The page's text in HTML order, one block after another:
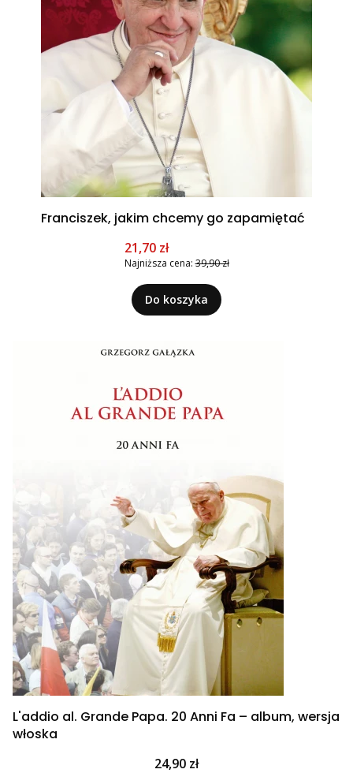
Franciszek, jakim chcemy go zapamiętać
Cena promocyjna
21,70 zł
Najniższa cena: 39,90 zł
Do koszyka
L'addio al. Grande Papa. 20 Anni Fa – album, wersja
włoska
Cena
24,90 zł